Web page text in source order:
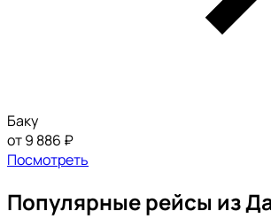
Баку
от 9 886 ₽
Посмотреть
Популярные рейсы из